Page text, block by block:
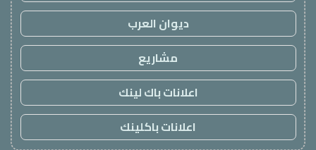
ديوان العرب
مشاريع
اعلانات باك لينك
اعلانات باكلينك